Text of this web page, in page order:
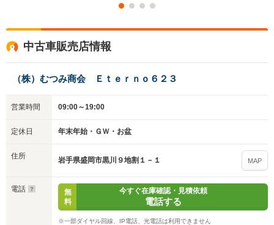
中古車販売店情報
（株）むつみ商会 Ｅｔｅｒｎｏ６２３
営業時間 09:00～19:00
定休日 年末年始・ＧＷ・お盆
住所 岩手県盛岡市黒川９地割１－１ MAP
電話
無
料
今すぐ在庫確認・見積依頼
電話する
※一部ダイヤル回線、IP電話、光電話は利用できません